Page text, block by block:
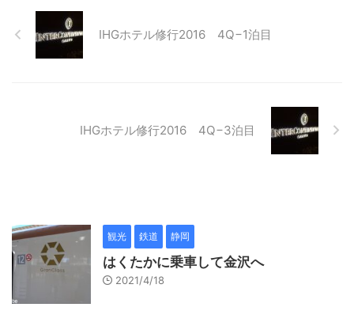
IHGホテル修行2016 4Q−1泊目
IHGホテル修行2016 4Q−3泊目
観光 鉄道 静岡
はくたかに乗車して金沢へ
2021/4/18